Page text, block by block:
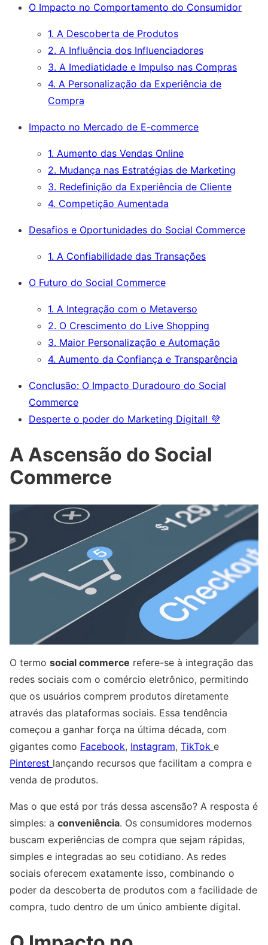
O Impacto no Comportamento do Consumidor
1. A Descoberta de Produtos
2. A Influência dos Influenciadores
3. A Imediatidade e Impulso nas Compras
4. A Personalização da Experiência de
Compra
Impacto no Mercado de E-commerce
1. Aumento das Vendas Online
2. Mudança nas Estratégias de Marketing
3. Redefinição da Experiência de Cliente
4. Competição Aumentada
Desafios e Oportunidades do Social Commerce
1. A Confiabilidade das Transações
O Futuro do Social Commerce
1. A Integração com o Metaverso
2. O Crescimento do Live Shopping
3. Maior Personalização e Automação
4. Aumento da Confiança e Transparência
Conclusão: O Impacto Duradouro do Social
Commerce
Desperte o poder do Marketing Digital! 💜
A Ascensão do Social
Commerce
O termo social commerce refere-se à integração das
redes sociais com o comércio eletrônico, permitindo
que os usuários comprem produtos diretamente
através das plataformas sociais. Essa tendência
começou a ganhar força na última década, com
gigantes como Facebook, Instagram, TikTok e
Pinterest lançando recursos que facilitam a compra e
venda de produtos.
Mas o que está por trás dessa ascensão? A resposta é
simples: a conveniência. Os consumidores modernos
buscam experiências de compra que sejam rápidas,
simples e integradas ao seu cotidiano. As redes
sociais oferecem exatamente isso, combinando o
poder da descoberta de produtos com a facilidade de
compra, tudo dentro de um único ambiente digital.